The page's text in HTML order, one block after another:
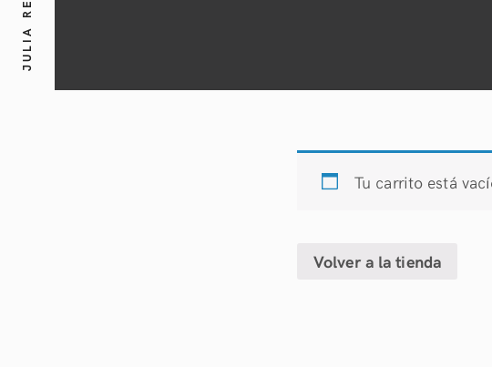
Tu carrito está
Volver a la tienda